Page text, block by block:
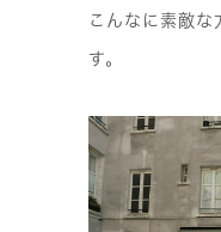
こんなに素敵な
す。